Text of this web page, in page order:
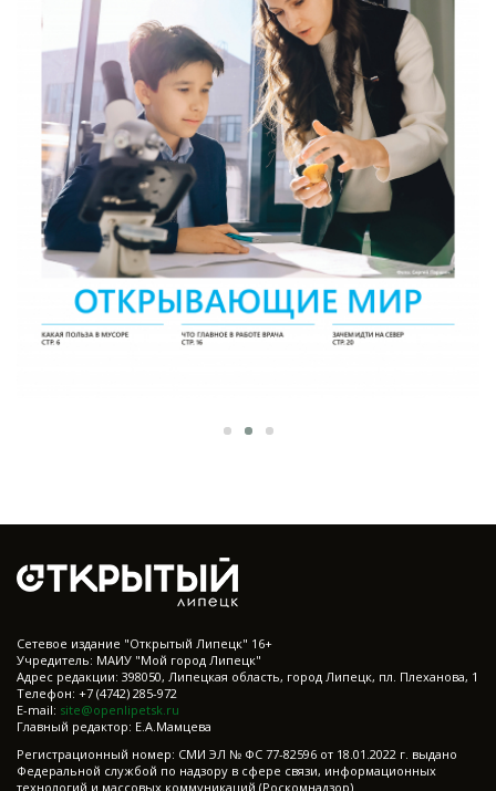
Cетевое издание "Открытый Липецк" 16+
Учредитель: МАИУ "Мой город Липецк"
Адрес редакции: 398050, Липецкая область, город Липецк, пл. Плеханова, 1
Телефон: +7 (4742) 285-972
E-mail: site@openlipetsk.ru
Главный редактор: Е.А.Мамцева
Регистрационный номер: СМИ ЭЛ № ФС 77-82596 от 18.01.2022 г. выдано
Федеральной службой по надзору в сфере связи, информационных
технологий и массовых коммуникаций (Роскомнадзор)